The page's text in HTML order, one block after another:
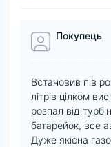
Покупець
Встановив пів
літрів цілком
розпал від
батарейок, все
Дуже якісна